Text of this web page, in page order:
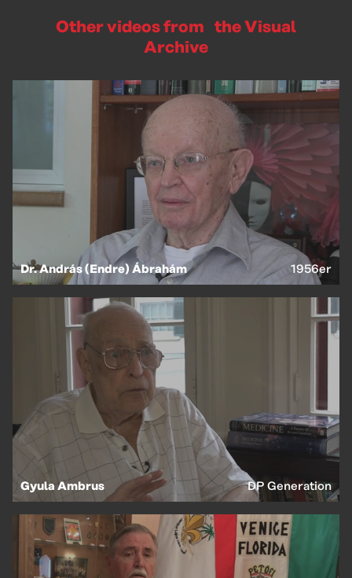
Other videos from the Visual
Archive
Dr. András (Endre) Ábrahám 1956er
Gyula Ambrus DP Generation